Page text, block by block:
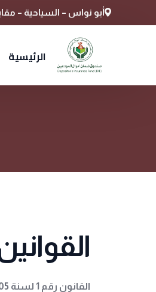
أبو‬ ‫نواس‬ ‫–‬ ‫السياحية‬ ‫–‬ ‫مقابل‬ ‫زرقاء‬ ‫اليمامة‬ 1 طرابلس - ليبيا
الرئيسية
القانون رقم 1 لسنة 2005 م بشأن المصارف وتعديله